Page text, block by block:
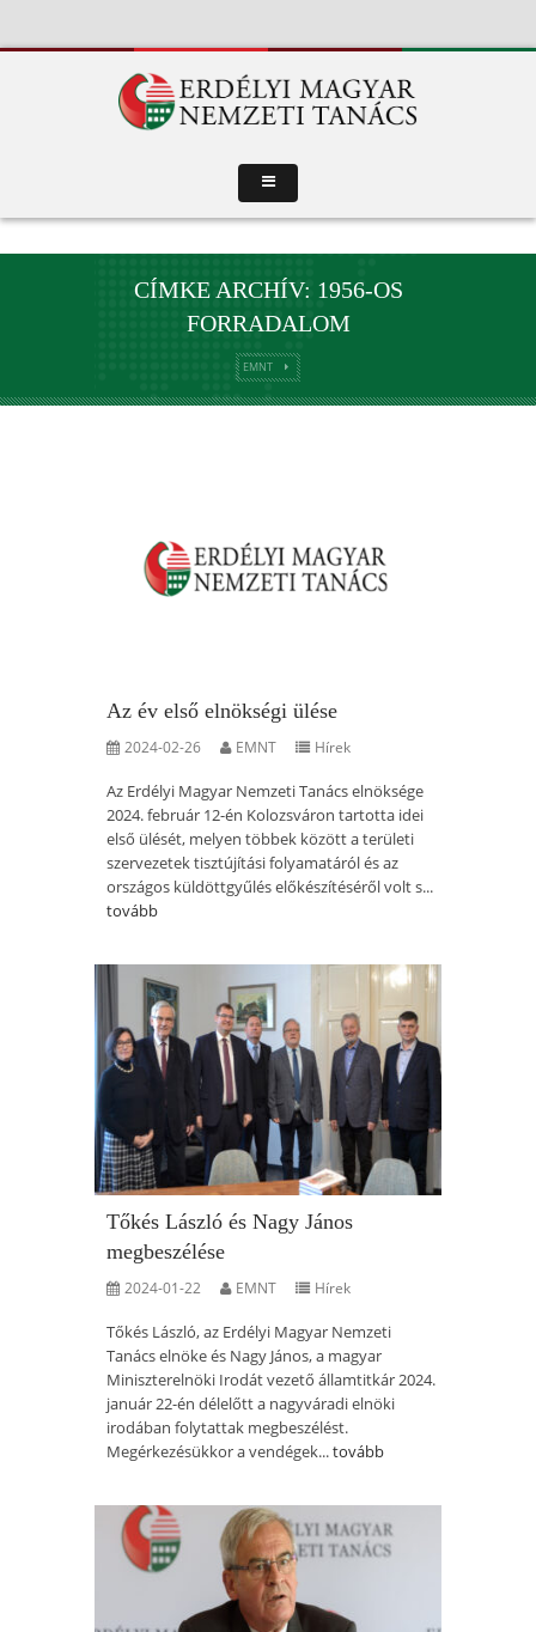
CÍMKE ARCHÍV: 1956-OS
FORRADALOM
EMNT
Az év első elnökségi ülése
2024-02-26 EMNT Hírek
Az Erdélyi Magyar Nemzeti Tanács elnöksége
2024. február 12-én Kolozsváron tartotta idei
első ülését, melyen többek között a területi
szervezetek tisztújítási folyamatáról és az
országos küldöttgyűlés előkészítéséről volt s...
tovább
Tőkés László és Nagy János
megbeszélése
2024-01-22 EMNT Hírek
Tőkés László, az Erdélyi Magyar Nemzeti
Tanács elnöke és Nagy János, a magyar
Miniszterelnöki Irodát vezető államtitkár 2024.
január 22-én délelőtt a nagyváradi elnöki
irodában folytattak megbeszélést.
Megérkezésükkor a vendégek...tovább